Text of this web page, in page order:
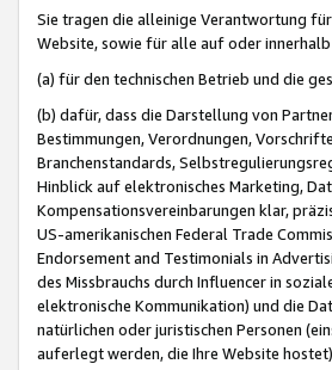
Sie tragen die alleinige Verantwortung
Website, sowie für alle auf oder
(a) für den technischen Betrieb und die
(b) dafür, dass die Darstellung von
Bestimmungen, Verordnungen,
Branchenstandards,
Hinblick auf elektronisches Marketing,
Kompensationsvereinbarungen klar,
US-amerikanischen Federal Trade
Endorsement and Testimonials in
des Missbrauchs durch Influencer in
elektronische Kommunikation) und die
natürlichen oder juristischen Personen
auferlegt werden, die Ihre Website